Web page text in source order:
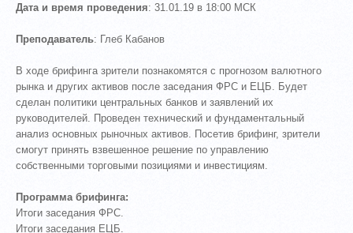
Дата и время проведения: 31.01.19 в 18:00 МСК
Преподаватель: Глеб Кабанов
В ходе брифинга зрители познакомятся с прогнозом валютного
рынка и других активов после заседания ФРС и ЕЦБ. Будет
сделан политики центральных банков и заявлений их
руководителей. Проведен технический и фундаментальный
анализ основных рыночных активов. Посетив брифинг, зрители
смогут принять взвешенное решение по управлению
собственными торговыми позициями и инвестициям.
Программа брифинга:
Итоги заседания ФРС.
Итоги заседания ЕЦБ.